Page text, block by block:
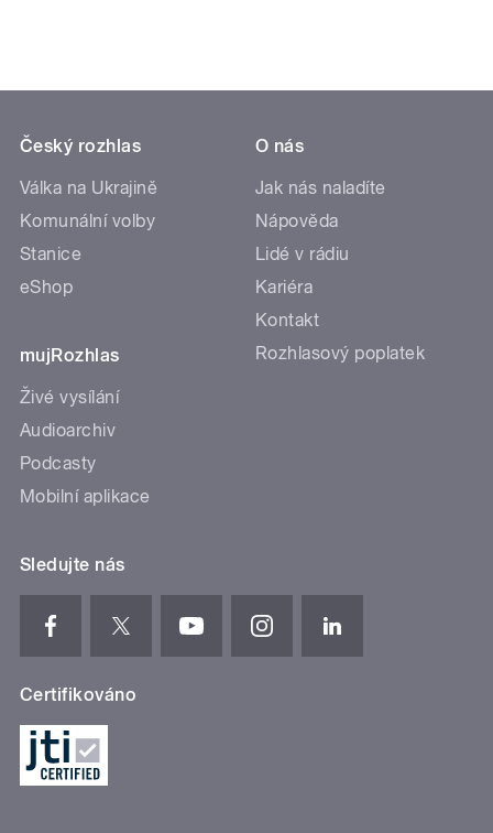
Český rozhlas
Válka na Ukrajině
Komunální volby
Stanice
eShop
mujRozhlas
Živé vysílání
Audioarchiv
Podcasty
Mobilní aplikace
O nás
Jak nás naladíte
Nápověda
Lidé v rádiu
Kariéra
Kontakt
Rozhlasový poplatek
Sledujte nás
Certifikováno